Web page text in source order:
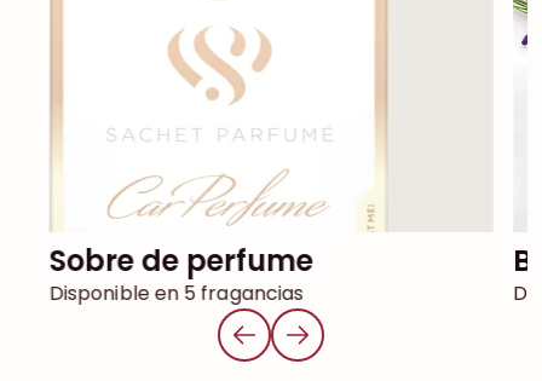
Sobre de perfume
Disponible en 5 fragancias